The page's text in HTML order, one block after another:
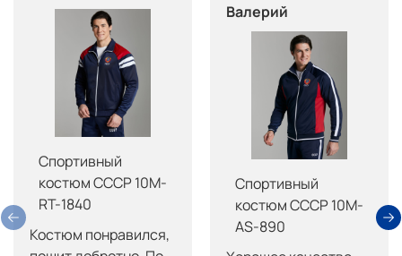
Спортивный
костюм СССР 10M-
RT-1840
Костюм понравился,
Валерий
Спортивный
костюм СССР 10M-
AS-890